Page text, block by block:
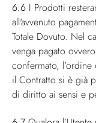
6.6 I Prodotti
all'avvenuto
Totale Dovuto. Nel
venga pagato
confermato,
il Contratto si è già
di diritto ai sensi e